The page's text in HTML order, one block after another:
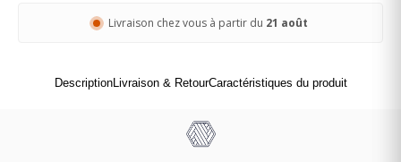
Livraison chez vous à partir du 21 août
DescriptionLivraison & RetourCaractéristiques du produit